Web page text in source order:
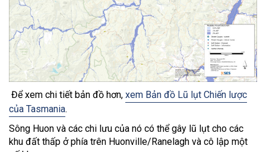
Để xem chi tiết bản đồ hơn, xem Bản đồ Lũ lụt Chiến lược
của Tasmania.
Sông Huon và các chi lưu của nó có thể gây lũ lụt cho các
khu đất thấp ở phía trên Huonville/Ranelagh và cô lập một